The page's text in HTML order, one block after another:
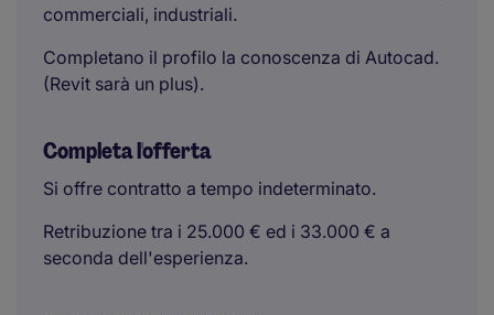
commerciali, industriali.
Completano il profilo la conoscenza di Autocad.
(Revit sarà un plus).
Completa l'offerta
Si offre contratto a tempo indeterminato.
Retribuzione tra i 25.000 € ed i 33.000 € a
seconda dell'esperienza.